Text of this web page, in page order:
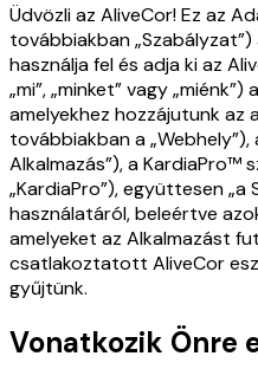
Üdvözli az AliveCor! Ez az
továbbiakban
használja fel és adja ki az
„mi”, „minket” vagy
amelyekhez hozzájutunk az
továbbiakban a
Alkalmazás”), a
„KardiaPro”), együttesen „a
használatáról, beleértve
amelyeket az Alkalmazást
csatlakoztatott AliveCor
gyűjtünk.
Vonatkozik Önre